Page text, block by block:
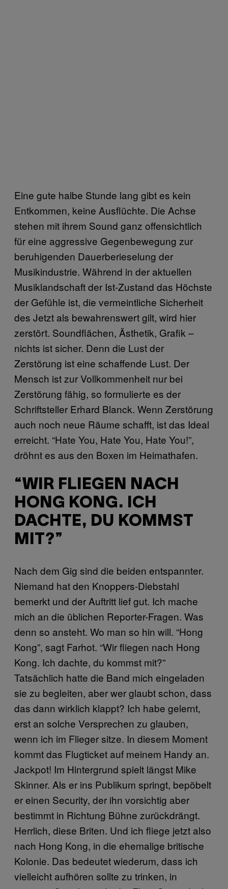
Eine gute halbe Stunde lang gibt es kein
Entkommen, keine Ausflüchte. Die Achse
stehen mit ihrem Sound ganz offensichtlich
für eine aggressive Gegenbewegung zur
beruhigenden Dauerberieselung der
Musikindustrie. Während in der aktuellen
Musiklandschaft der Ist-Zustand das Höchste
der Gefühle ist, die vermeintliche Sicherheit
des Jetzt als bewahrenswert gilt, wird hier
zerstört. Soundflächen, Ästhetik, Grafik –
nichts ist sicher. Denn die Lust der
Zerstörung ist eine schaffende Lust. Der
Mensch ist zur Vollkommenheit nur bei
Zerstörung fähig, so formulierte es der
Schriftsteller Erhard Blanck. Wenn Zerstörung
auch noch neue Räume schafft, ist das Ideal
erreicht. “Hate You, Hate You, Hate You!”,
dröhnt es aus den Boxen im Heimathafen.
“WIR FLIEGEN NACH
HONG KONG. ICH
DACHTE, DU KOMMST
MIT?”
Nach dem Gig sind die beiden entspannter.
Niemand hat den Knoppers-Diebstahl
bemerkt und der Auftritt lief gut. Ich mache
mich an die üblichen Reporter-Fragen. Was
denn so ansteht. Wo man so hin will. “Hong
Kong”, sagt Farhot. “Wir fliegen nach Hong
Kong. Ich dachte, du kommst mit?”
Tatsächlich hatte die Band mich eingeladen
sie zu begleiten, aber wer glaubt schon, dass
das dann wirklich klappt? Ich habe gelernt,
erst an solche Versprechen zu glauben,
wenn ich im Flieger sitze. In diesem Moment
kommt das Flugticket auf meinem Handy an.
Jackpot! Im Hintergrund spielt längst Mike
Skinner. Als er ins Publikum springt, bepöbelt
er einen Security, der ihn vorsichtig aber
bestimmt in Richtung Bühne zurückdrängt.
Herrlich, diese Briten. Und ich fliege jetzt also
nach Hong Kong, in die ehemalige britische
Kolonie. Das bedeutet wiederum, dass ich
vielleicht aufhören sollte zu trinken, in